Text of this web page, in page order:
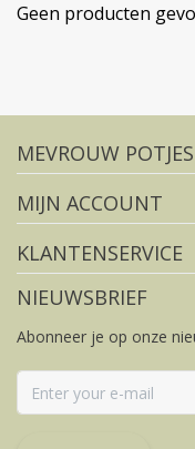
Geen producten
MEVROUW POTJES
MIJN ACCOUNT
KLANTENSERVICE
NIEUWSBRIEF
Abonneer je op onze